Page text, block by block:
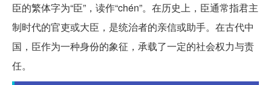
臣的繁体字为“臣”，读作“chén”。在历史上，臣通常指君主
制时代的官吏或大臣，是统治者的亲信或助手。在古代中
国，臣作为一种身份的象征，承载了一定的社会权力与责
任。